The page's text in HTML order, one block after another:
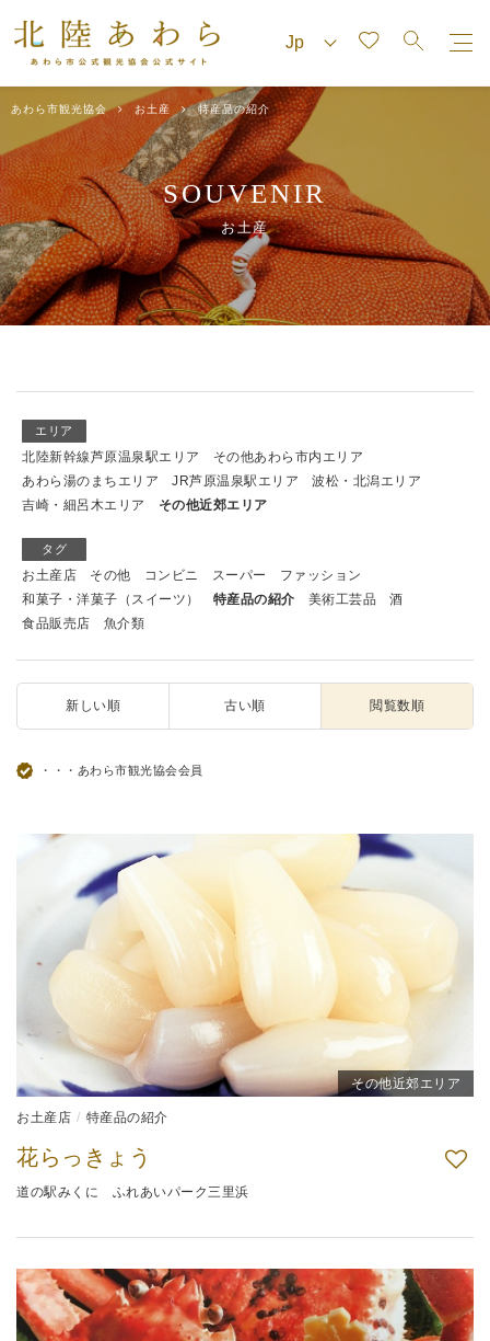
あわら市観光協会 お土産 特産品の紹介
SOUVENIR
お土産
エリア
北陸新幹線芦原温泉駅エリア
その他あわら市内エリア
あわら湯のまちエリア
JR芦原温泉駅エリア
波松・北潟エリア
吉崎・細呂木エリア
その他近郊エリア
タグ
お土産店 その他 コンビニ スーパー
ファッション
和菓子・洋菓子（スイーツ）
特産品の紹介 美術工芸品
酒
食品販売店
魚介類
新しい順 古い順 閲覧数順
・・・あわら市観光協会会員
その他近郊エリア
お土産店 特産品の紹介
花らっきょう
道の駅みくに ふれあいパーク三里浜